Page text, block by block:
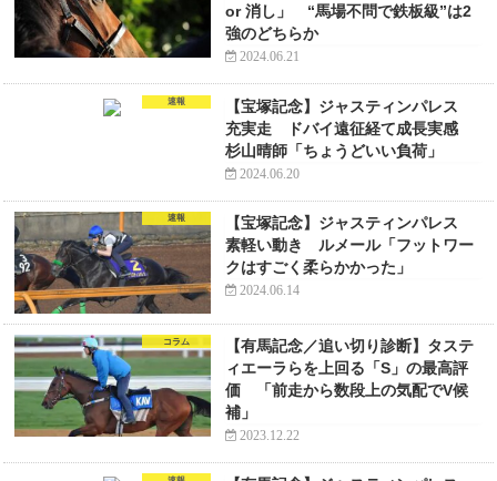
or 消し」 “馬場不問で鉄板級”は2
強のどちらか
2024.06.21
速報
【宝塚記念】ジャスティンパレス
充実走 ドバイ遠征経て成長実感
杉山晴師「ちょうどいい負荷」
2024.06.20
速報
【宝塚記念】ジャスティンパレス
素軽い動き ルメール「フットワー
クはすごく柔らかかった」
2024.06.14
コラム
【有馬記念／追い切り診断】タステ
ィエーラらを上回る「S」の最高評
価 「前走から数段上の気配でV候
補」
2023.12.22